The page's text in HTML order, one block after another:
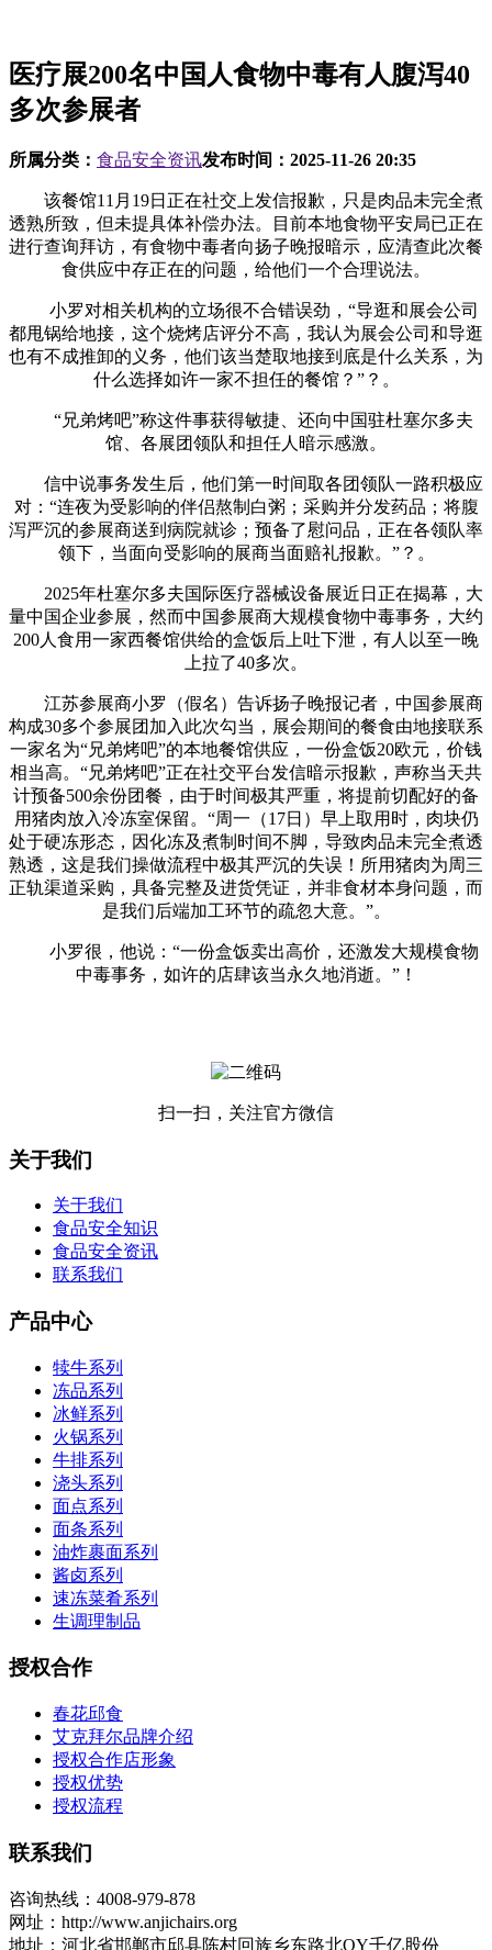
医疗展200名中国人食物中毒有人腹泻40
多次参展者
所属分类： 食品安全资讯发布时间： 2025-11-26 20:35
该餐馆11月19日正在社交上发信报歉，只是肉品未完全煮
透熟所致，但未提具体补偿办法。目前本地食物平安局已正在
进行查询拜访，有食物中毒者向扬子晚报暗示，应清查此次餐
食供应中存正在的问题，给他们一个合理说法。
小罗对相关机构的立场很不合错误劲，“导逛和展会公司
都甩锅给地接，这个烧烤店评分不高，我认为展会公司和导逛
也有不成推卸的义务，他们该当楚取地接到底是什么关系，为
什么选择如许一家不担任的餐馆？”？。
“兄弟烤吧”称这件事获得敏捷、还向中国驻杜塞尔多夫
馆、各展团领队和担任人暗示感激。
信中说事务发生后，他们第一时间取各团领队一路积极应
对：“连夜为受影响的伴侣熬制白粥；采购并分发药品；将腹
泻严沉的参展商送到病院就诊；预备了慰问品，正在各领队率
领下，当面向受影响的展商当面赔礼报歉。”？。
2025年杜塞尔多夫国际医疗器械设备展近日正在揭幕，大
量中国企业参展，然而中国参展商大规模食物中毒事务，大约
200人食用一家西餐馆供给的盒饭后上吐下泄，有人以至一晚
上拉了40多次。
江苏参展商小罗（假名）告诉扬子晚报记者，中国参展商
构成30多个参展团加入此次勾当，展会期间的餐食由地接联系
一家名为“兄弟烤吧”的本地餐馆供应，一份盒饭20欧元，价钱
相当高。“兄弟烤吧”正在社交平台发信暗示报歉，声称当天共
计预备500余份团餐，由于时间极其严重，将提前切配好的备
用猪肉放入冷冻室保留。“周一（17日）早上取用时，肉块仍
处于硬冻形态，因化冻及煮制时间不脚，导致肉品未完全煮透
熟透，这是我们操做流程中极其严沉的失误！所用猪肉为周三
正轨渠道采购，具备完整及进货凭证，并非食材本身问题，而
是我们后端加工环节的疏忽大意。”。
小罗很，他说：“一份盒饭卖出高价，还激发大规模食物
中毒事务，如许的店肆该当永久地消逝。”！
扫一扫，关注官方微信
关于我们
关于我们
食品安全知识
食品安全资讯
联系我们
产品中心
犊牛系列
冻品系列
冰鲜系列
火锅系列
牛排系列
浇头系列
面点系列
面条系列
油炸裹面系列
酱卤系列
速冻菜肴系列
生调理制品
授权合作
春花邱食
艾克拜尔品牌介绍
授权合作店形象
授权优势
授权流程
联系我们
咨询热线：4008-979-878
网址：http://www.anjichairs.org
地址：河北省邯郸市邱县陈村回族乡东路北QY千亿股份